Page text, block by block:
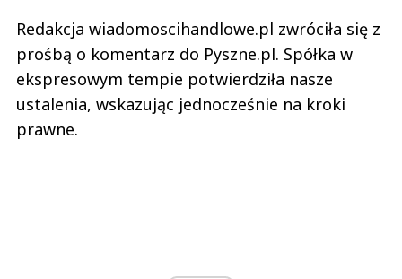
Redakcja wiadomoscihandlowe.pl zwróciła się z
prośbą o komentarz do Pyszne.pl. Spółka w
ekspresowym tempie potwierdziła nasze
ustalenia, wskazując jednocześnie na kroki
prawne.